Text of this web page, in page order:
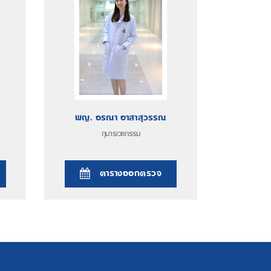
กุมารเวชกรรม
พญ. อรณา อาสาสุวรรณ
ตารางออกตรวจ